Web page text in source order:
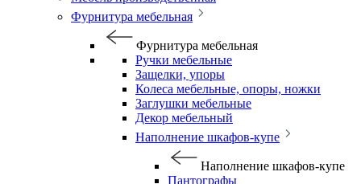
Фурнитура мебельная
Фурнитура мебельная
Ручки мебельные
Защелки, упоры
Колеса мебельные, опоры, ножки
Заглушки мебельные
Декор мебельный
Наполнение шкафов-купе
Наполнение шкафов-купе
Пантографы